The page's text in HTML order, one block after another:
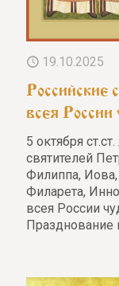
19.10.2025
Российские
всея России
5 октября
святителей
Филиппа, Иова,
Филарета,
всея России
Празднование